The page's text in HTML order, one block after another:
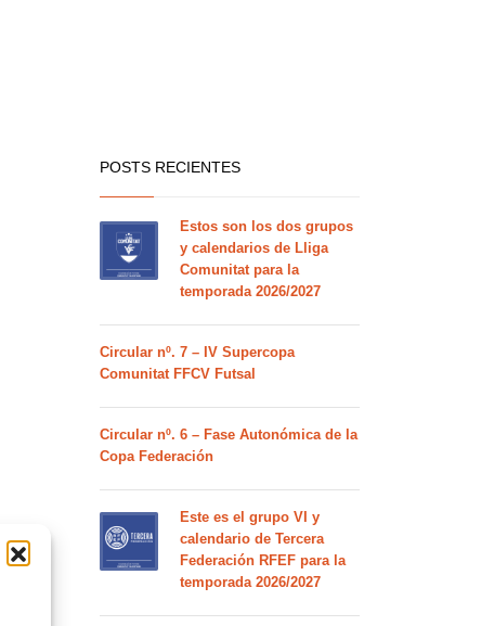
POSTS RECIENTES
Estos son los dos grupos
y calendarios de Lliga
Comunitat para la
temporada 2026/2027
Circular nº. 7 – IV Supercopa
Comunitat FFCV Futsal
Circular nº. 6 – Fase Autonómica de la
Copa Federación
Este es el grupo VI y
calendario de Tercera
Federación RFEF para la
temporada 2026/2027